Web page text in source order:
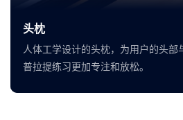
头枕
人体工学设计的头枕，为用户的头部
普拉提练习更加专注和放松。